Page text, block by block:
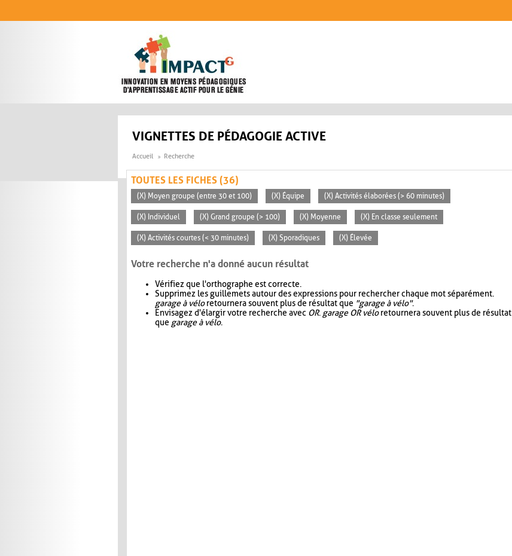
VIGNETTES DE PÉDAGOGIE ACTIVE
Accueil Recherche
TOUTES LES FICHES (36)
(X) Moyen groupe (entre 30 et 100) (X) Équipe (X) Activités élaborées (> 60 minutes)
(X) Individuel (X) Grand groupe (> 100) (X) Moyenne (X) En classe seulement
(X) Activités courtes (< 30 minutes) (X) Sporadiques (X) Élevée
Votre recherche n'a donné aucun résultat
Vérifiez que l'orthographe est correcte.
Supprimez les guillemets autour des expressions pour rechercher chaque mot séparément.
garage à véloretournera souvent plus de résultat que "garage à vélo".
Envisagez d'élargir votre recherche avec OR. garage OR véloretournera souvent plus de résultat
que garage à vélo.